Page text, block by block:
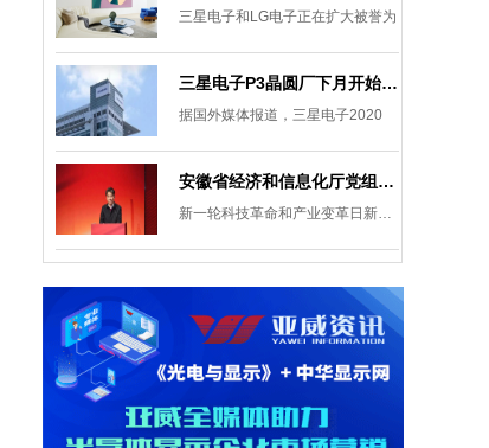
三星电子和LG电子正在扩大被誉为
三星电子P3晶圆厂下月开始安装设备，计划下半年建成
据国外媒体报道，三星电子2020
安徽省经济和信息化厅党组成员、副厅长柯文斌：掌握显示技术发展主动权 打造新型显示产业制造集群
新一轮科技革命和产业变革日新月异